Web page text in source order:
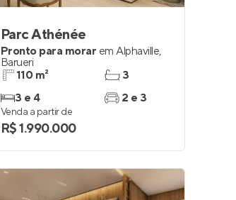
Parc Athénée
Pronto para morar em Alphaville,
Barueri
110 m²
3 e 4
3
2 e 3
Venda a partir de
R$ 1.990.000